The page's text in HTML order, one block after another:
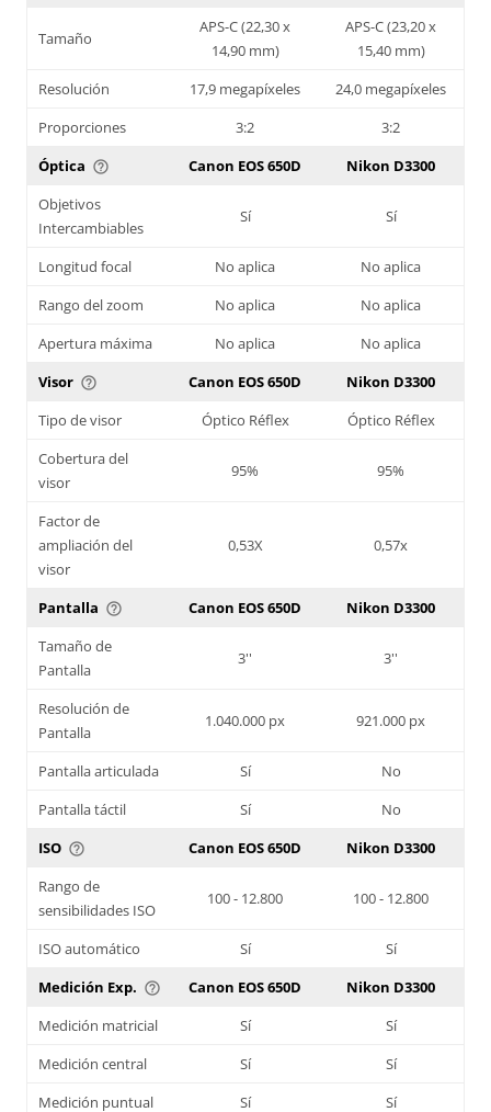
Tamaño
APS-C (22,30 x
14,90 mm)
APS-C (23,20 x
15,40 mm)
Resolución
17,9 megapíxeles
24,0 megapíxeles
Proporciones
3:2
3:2
Óptica help_outline Canon EOS 650D
Nikon D3300
Objetivos
Intercambiables
Sí Sí
Longitud focal No aplica
No aplica
Rango del zoom
No aplica
No aplica
Apertura máxima
No aplica
No aplica
Visor help_outline Canon EOS 650D
Nikon D3300
Tipo de visor
Óptico Réflex
Óptico Réflex
Cobertura del
visor
95% 95%
Factor de
ampliación del
visor
0,53X 0,57x
Pantalla help_outline Canon EOS 650D
Nikon D3300
Tamaño de
Pantalla
3'' 3''
Resolución de
Pantalla
1.040.000 px 921.000 px
Pantalla articulada Sí
No
Pantalla táctil
Sí
No
ISO help_outline Canon EOS 650D
Nikon D3300
Rango de
sensibilidades ISO
100 - 12.800 100 - 12.800
ISO automático Sí
Sí
Medición Exp. help_outline Canon EOS 650D
Nikon D3300
Medición matricial
Sí
Sí
Medición central
Sí
Sí
Medición puntual
Sí Sí